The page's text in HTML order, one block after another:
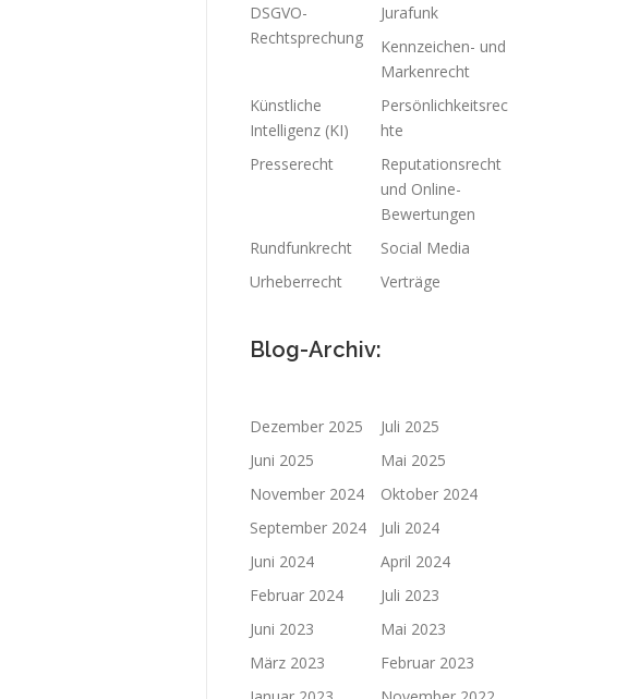
DSGVO-
Rechtsprechung
Jurafunk
Kennzeichen- und
Markenrecht
Künstliche
Intelligenz (KI)
Persönlichkeitsrec
hte
Presserecht
Reputationsrecht
und Online-
Bewertungen
Rundfunkrecht
Social Media
Urheberrecht
Verträge
Blog-Archiv:
Dezember 2025
Juli 2025
Juni 2025
Mai 2025
November 2024
Oktober 2024
September 2024
Juli 2024
Juni 2024
April 2024
Februar 2024
Juli 2023
Juni 2023
Mai 2023
März 2023
Februar 2023